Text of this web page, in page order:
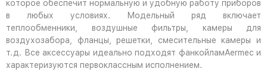
которое обеспечит нормальную и удобную работу приборов
в любых условиях. Модельный ряд включает
теплообменники, воздушные фильтры, камеры для
воздухозабора, фланцы, решетки, смесительные камеры и
т.д. Все аксессуары идеально подходят фанкойламAermec и
характеризуются первоклассным исполнением.